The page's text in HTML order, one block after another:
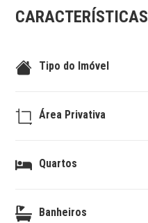
CARACTERÍSTICAS
Tipo do Imóvel
Área Privativa
Quartos
Banheiros